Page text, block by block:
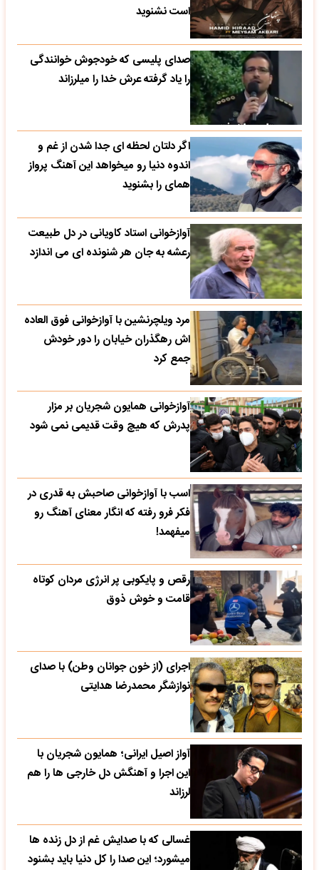
است نشنوید
صدای پلیسی که خودجوش خوانندگی
را یاد گرفته عرش خدا را میلرزاند
اگر دلتان لحظه ای جدا شدن از غم و
اندوه دنیا رو میخواهد این آهنگ پرواز
همای را بشنوید
آوازخوانی استاد کاویانی در دل طبیعت
رعشه به جان هر شنونده ای می اندازد
مرد ویلچرنشین با آوازخوانی فوق العاده
اش رهگذران خیابان را دور خودش
جمع کرد
آوازخوانی همایون شجریان بر مزار
پدرش که هیچ وقت قدیمی نمی شود
اسب با آوازخوانی صاحبش به قدری در
فکر فرو رفته که انگار معنای آهنگ رو
میفهمد!
رقص و پایکوبی پر انرژی مردان کوتاه
قامت و خوش ذوق
اجرای (از خون جوانان وطن) با صدای
نوازشگر محمدرضا هدایتی
آواز اصیل ایرانی؛ همایون شجریان با
این اجرا و آهنگش دل خارجی ها را هم
لرزاند
غسالی که با صدایش غم از دل زنده ها
میشورد؛ این صدا را کل دنیا باید بشنود